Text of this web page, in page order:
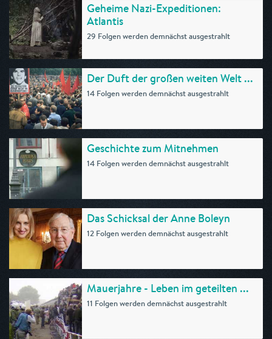
Geheime Nazi-Expeditionen:
Atlantis
29 Folgen werden demnächst ausgestrahlt
Der Duft der großen weiten Welt ...
14 Folgen werden demnächst ausgestrahlt
Geschichte zum Mitnehmen
14 Folgen werden demnächst ausgestrahlt
Das Schicksal der Anne Boleyn
12 Folgen werden demnächst ausgestrahlt
Mauerjahre - Leben im geteilten ...
11 Folgen werden demnächst ausgestrahlt